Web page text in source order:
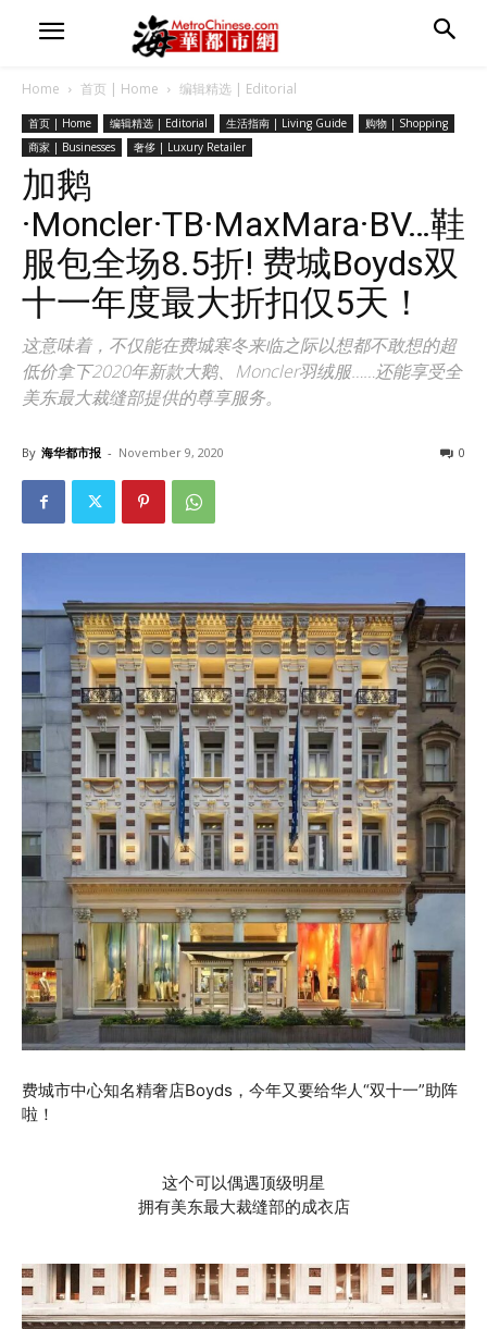
Home 首页 | Home 编辑精选 | Editorial
首页 | Home 编辑精选 | Editorial 生活指南 | Living Guide
购物 | Shopping
商家 | Businesses
奢侈 | Luxury Retailer
加鹅
·Moncler·TB·MaxMara·BV…鞋
服包全场8.5折! 费城Boyds双
十一年度最大折扣仅5天！
这意味着，不仅能在费城寒冬来临之际以想都不敢想的超
低价拿下2020年新款大鹅、Moncler羽绒服……还能享受全
美东最大裁缝部提供的尊享服务。
By 海华都市报 - November 9, 2020 0
费城市中心知名精奢店Boyds，今年又要给华人“双十一”助阵
啦！
这个可以偶遇顶级明星
拥有美东最大裁缝部的成衣店